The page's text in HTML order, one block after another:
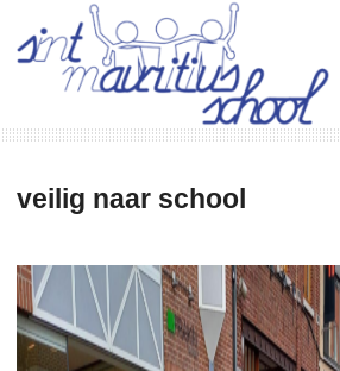
content
veilig naar school